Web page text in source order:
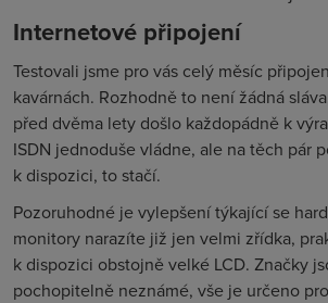
Internetové připojení
Testovali jsme pro vás celý měsíc
kavárnách. Rozhodně to není žádná
před dvěma lety došlo každopádně k
ISDN jednoduše vládne, ale na těch pár
k dispozici, to stačí.
Pozoruhodné je vylepšení týkající se
monitory narazíte již jen velmi zřídka,
k dispozici obstojně velké LCD. Značky
pochopitelně neznámé, vše je určeno